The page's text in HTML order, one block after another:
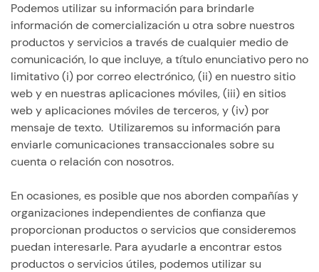
Podemos utilizar su información para brindarle
información de comercialización u otra sobre nuestros
productos y servicios a través de cualquier medio de
comunicación, lo que incluye, a título enunciativo pero no
limitativo (i) por correo electrónico, (ii) en nuestro sitio
web y en nuestras aplicaciones móviles, (iii) en sitios
web y aplicaciones móviles de terceros, y (iv) por
mensaje de texto. Utilizaremos su información para
enviarle comunicaciones transaccionales sobre su
cuenta o relación con nosotros.
En ocasiones, es posible que nos aborden compañías y
organizaciones independientes de confianza que
proporcionan productos o servicios que consideremos
puedan interesarle. Para ayudarle a encontrar estos
productos o servicios útiles, podemos utilizar su